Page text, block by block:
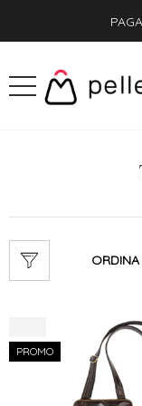
SPEDIZIONE
ORDINA
PROMO